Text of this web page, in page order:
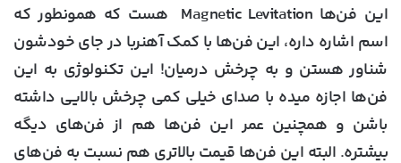
این فن‌ها Magnetic Levitation هست که همونطور که
اسم اشاره داره، این فن‌ها با کمک آهنربا در جای خودشون
شناور هستن و به چرخش درمیان! این تکنولوژی به این
فن‌ها اجازه میده با صدای خیلی کمی چرخش بالایی داشته
باشن و همچنین عمر این فن‌ها هم از فن‌های دیگه
بیشتره. البته این فن‌ها قیمت بالاتری هم نسبت به فن‌های